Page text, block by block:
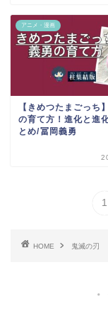
アニメ・漫画
【きめつたまごっち
の育て方！進化と進
とめ/冨岡義勇
1
HOME 鬼滅の刃